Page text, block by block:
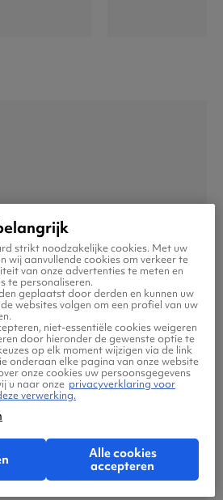
strikt noodzakelijke cookies. Met uw
wij aanvullende cookies om verkeer te
van onze advertenties te meten en
te personaliseren.
geplaatst door derden en kunnen uw
websites volgen om een profiel van uw
niet-essentiële cookies weigeren
door hieronder de gewenste optie te
op elk moment wijzigen via de link
onderaan elke pagina van onze website
onze cookies uw persoonsgegevens
u naar onze privacyverklaring voor
verwerking.
Alle cookies
accepteren